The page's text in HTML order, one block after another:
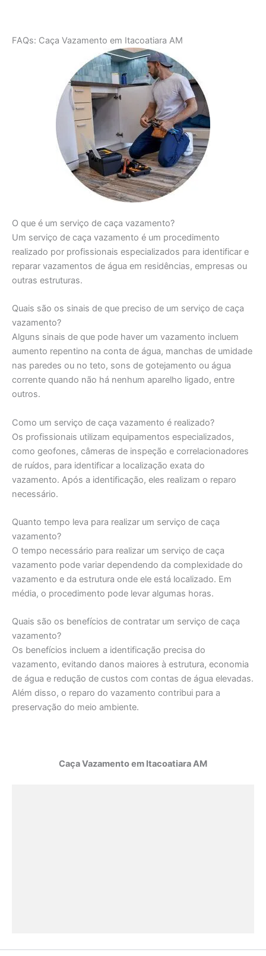
FAQs: Caça Vazamento em Itacoatiara AM
O que é um serviço de caça vazamento?
Um serviço de caça vazamento é um procedimento
realizado por profissionais especializados para identificar e
reparar vazamentos de água em residências, empresas ou
outras estruturas.
Quais são os sinais de que preciso de um serviço de caça
vazamento?
Alguns sinais de que pode haver um vazamento incluem
aumento repentino na conta de água, manchas de umidade
nas paredes ou no teto, sons de gotejamento ou água
corrente quando não há nenhum aparelho ligado, entre
outros.
Como um serviço de caça vazamento é realizado?
Os profissionais utilizam equipamentos especializados,
como geofones, câmeras de inspeção e correlacionadores
de ruídos, para identificar a localização exata do
vazamento. Após a identificação, eles realizam o reparo
necessário.
Quanto tempo leva para realizar um serviço de caça
vazamento?
O tempo necessário para realizar um serviço de caça
vazamento pode variar dependendo da complexidade do
vazamento e da estrutura onde ele está localizado. Em
média, o procedimento pode levar algumas horas.
Quais são os benefícios de contratar um serviço de caça
vazamento?
Os benefícios incluem a identificação precisa do
vazamento, evitando danos maiores à estrutura, economia
de água e redução de custos com contas de água elevadas.
Além disso, o reparo do vazamento contribui para a
preservação do meio ambiente.
Caça Vazamento em Itacoatiara AM